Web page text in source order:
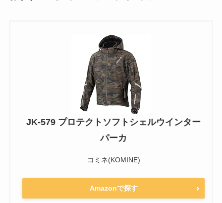
JK-579 プロテクトソフトシェルウインター
パーカ
コミネ(KOMINE)
Amazonで探す